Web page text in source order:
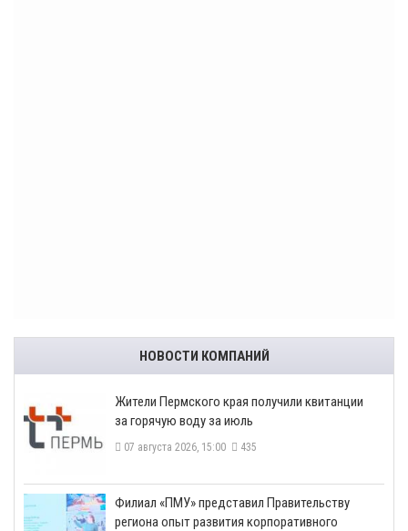
НОВОСТИ КОМПАНИЙ
​Жители Пермского края получили квитанции
за горячую воду за июль
07 августа 2026, 15:00 435
​Филиал «ПМУ» представил Правительству
региона опыт развития корпоративного